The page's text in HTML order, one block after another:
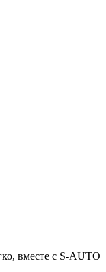
вместе с S-AUTO